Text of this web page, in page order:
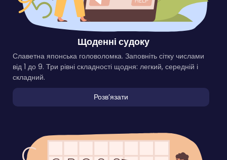
Щоденні судоку
Славетна японська головоломка. Заповніть сітку числами
від 1 до 9. Три рівні складності щодня: легкий, середній і
складний.
Розвʼязати